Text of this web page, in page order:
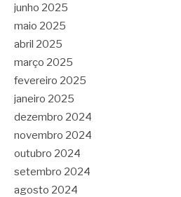
junho 2025
maio 2025
abril 2025
março 2025
fevereiro 2025
janeiro 2025
dezembro 2024
novembro 2024
outubro 2024
setembro 2024
agosto 2024